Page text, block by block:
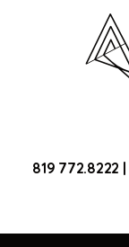
819 772.8222 |